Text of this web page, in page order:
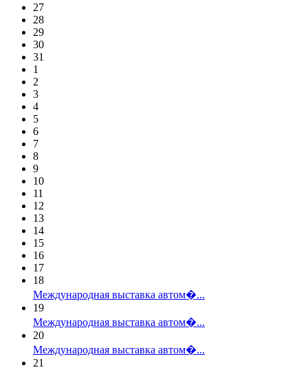
27
28
29
30
31
1
2
3
4
5
6
7
8
9
10
11
12
13
14
15
16
17
18
Международная выставка автом�...
19
Международная выставка автом�...
20
Международная выставка автом�...
21